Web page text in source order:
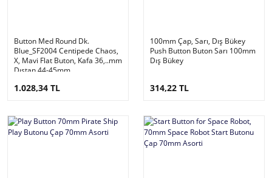
Button Med Round Dk.
Blue_SF2004 Centipede Chaos,
X, Mavi Flat Buton, Kafa 36,..mm
Dıştan 44-45mm
1.028,34 TL
100mm Çap, Sarı, Dış Bükey
Push Button Buton Sarı 100mm
Dış Bükey
314,22 TL